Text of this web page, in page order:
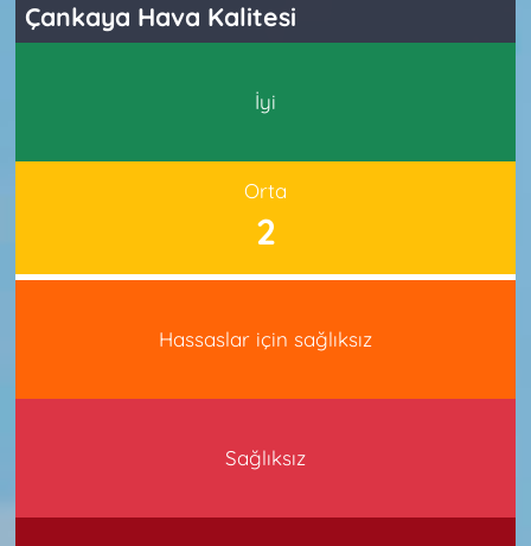
Çankaya Hava Kalitesi
İyi
Orta
2
Hassaslar için sağlıksız
Sağlıksız